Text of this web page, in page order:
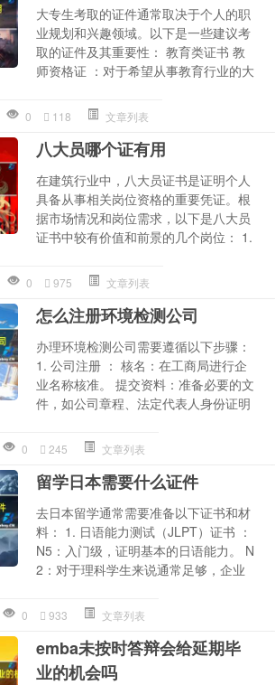
大专生考取的证件通常取决于个人的职
业规划和兴趣领域。以下是一些建议考
取的证件及其重要性： 教育类证书 教
师资格证 ：对于希望从事教育行业的大
0 118 文章列表
八大员哪个证有用
在建筑行业中，八大员证书是证明个人
具备从事相关岗位资格的重要凭证。根
据市场情况和岗位需求，以下是八大员
证书中较有价值和前景的几个岗位： 1.
0 975 文章列表
怎么注册环境检测公司
办理环境检测公司需要遵循以下步骤：
1. 公司注册 ： 核名：在工商局进行企
业名称核准。 提交资料：准备必要的文
件，如公司章程、法定代表人身份证明
0 245 文章列表
留学日本需要什么证件
去日本留学通常需要准备以下证书和材
料： 1. 日语能力测试（JLPT）证书 ：
N5：入门级，证明基本的日语能力。 N
2：对于理科学生来说通常足够，企业
0 933 文章列表
emba未按时答辩会给延期毕
业的机会吗